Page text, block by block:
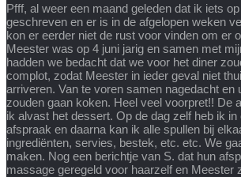
Pfff, al weer een maand geleden dat ik iets
geschreven en er is in de afgelopen weken
kon er eerder niet de rust voor vinden om er
Meester was op 4 juni jarig en samen met
hadden we bedacht dat we voor het diner
complot, zodat Meester in ieder geval niet
arriveren. Van te voren samen nagedacht en
zouden gaan koken. Heel veel voorpret!! De
ik alvast het dessert. Op de dag zelf heb ik in
afspraak en daarna kan ik alle spullen bij
ingrediënten, servies, bestek, etc. etc. We
maken. Nog een berichtje van S. dat hun
massage geregeld voor haarzelf en Meester